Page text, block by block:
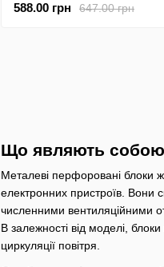
Що являють собою
Металеві перфоровані блоки
електронних пристроїв. Вони
численними вентиляційними
В залежності від моделі,
циркуляції повітря.
647.00 грн
588.00 грн